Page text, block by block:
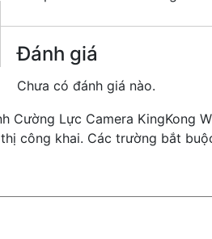
Đánh giá
Chưa có đánh giá nào.
Cường Lực Camera KingKong
công khai. Các trường bắt